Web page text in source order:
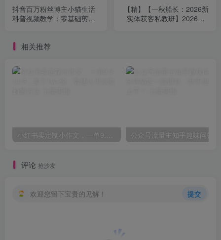
抖音百万粉丝博主小猫生活
科普视频教学：零基础剪辑
【精】【一秋船长：2026新
实体获客私教班】2026年5
相关推荐
评论 抢沙发
欢迎您留下宝贵的见解！ 提交